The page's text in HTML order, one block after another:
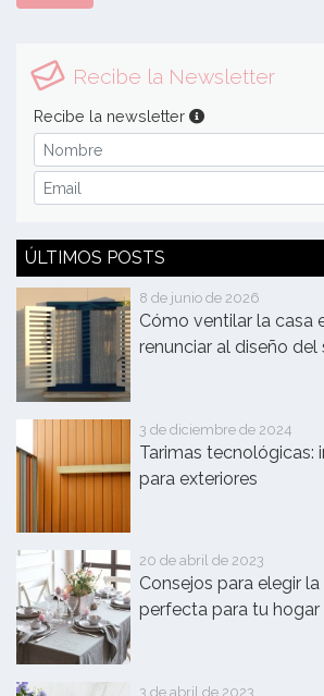
Recibe la Newsletter
Recibe la newsletter
ÚLTIMOS POSTS
8 de junio de 2026
Cómo ventilar la casa
renunciar al diseño del
3 de diciembre de 2024
Tarimas tecnológicas:
para exteriores
20 de abril de 2023
Consejos para elegir
perfecta para tu hogar
3 de abril de 2023